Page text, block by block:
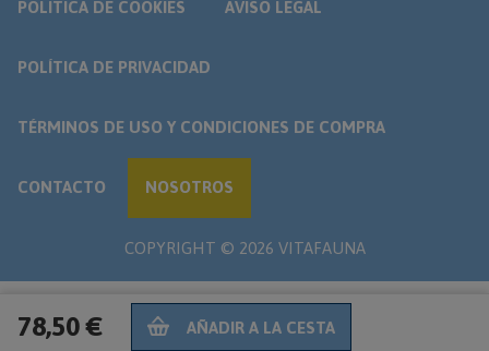
78,50 € AÑADIR A LA CESTA
POLITICA DE COOKIES AVISO LEGAL
POLÍTICA DE PRIVACIDAD
TÉRMINOS DE USO Y CONDICIONES DE COMPRA
CONTACTO NOSOTROS
COPYRIGHT © 2026 VITAFAUNA